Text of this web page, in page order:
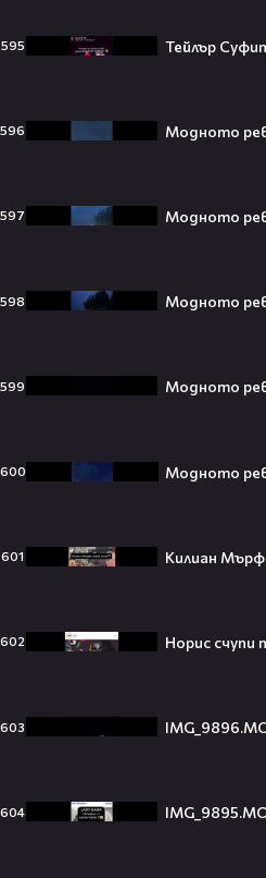
595 Тейлър
596 Модното
597 Модното
598 Модното
599 Модното
600 Модното
601 Килиан
602 Норис счупи
603
604
Ерлинг
Втори
сериалите
07:50
сцената и